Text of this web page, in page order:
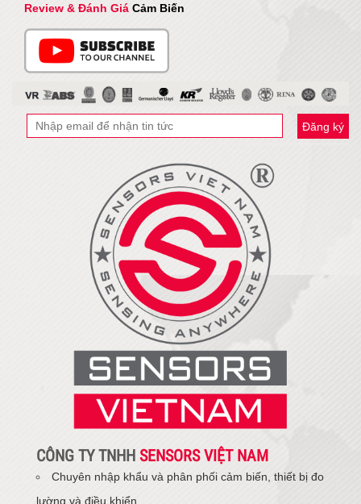
Review & Đánh Giá Cảm Biến
Đăng ký
CÔNG TY TNHH SENSORS VIỆT NAM
Chuyên nhập khẩu và phân phối cảm biến, thiết bị đo
lường và điều khiển